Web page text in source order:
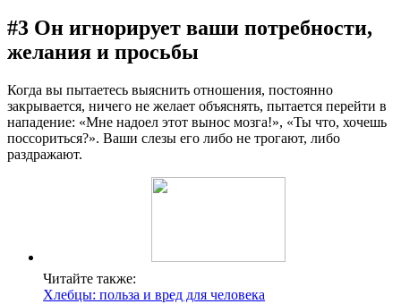
#3 Он игнорирует ваши потребности,
желания и просьбы
Когда вы пытаетесь выяснить отношения, постоянно
закрывается, ничего не желает объяснять, пытается перейти в
нападение: «Мне надоел этот вынос мозга!», «Ты что, хочешь
поссориться?». Ваши слезы его либо не трогают, либо
раздражают.
Читайте также:
Хлебцы: польза и вред для человека